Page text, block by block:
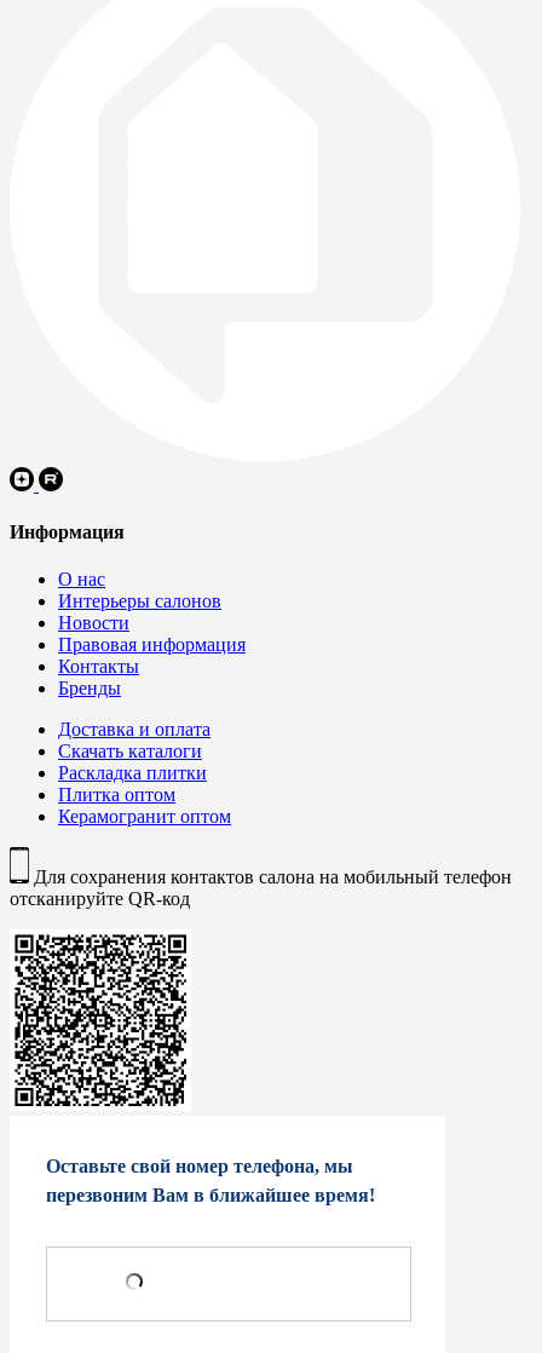
Информация
О нас
Интерьеры салонов
Новости
Правовая информация
Контакты
Бренды
Доставка и оплата
Скачать каталоги
Раскладка плитки
Плитка оптом
Керамогранит оптом
Для сохранения контактов салона на мобильный телефон
отсканируйте QR-код
Оставьте свой номер телефона, мы
перезвоним Вам в ближайшее время!